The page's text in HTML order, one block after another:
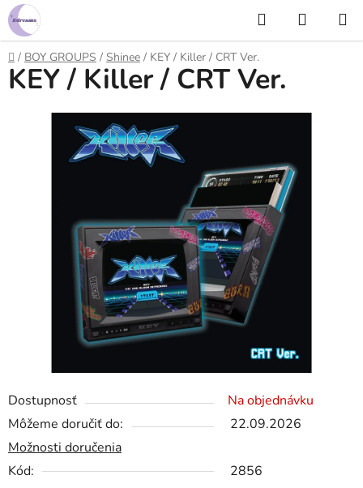
Prejsť
na
obsah
Hľadať
KOŠÍK
Domov
/ BOY GROUPS / Shinee / KEY / Killer / CRT Ver.
Dostupnosť
Na objednávku
Môžeme doručiť do:
22.09.2026
Možnosti doručenia
Kód:
2856
KEY / Killer / CRT Ver.